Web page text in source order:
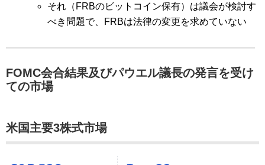
それ（FRBのビットコイン保有）は議会が検討す
べき問題で、FRBは法律の変更を求めていない
FOMC会合結果及びパウエル議長の発言を受け
ての市場
米国主要3株式市場